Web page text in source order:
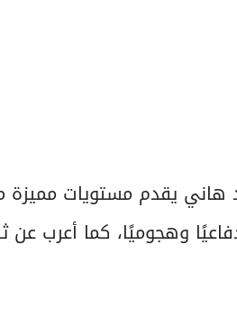
هاني يقدم مستويات
وهجوميًا، كما أعرب